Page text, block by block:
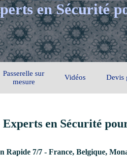
en Sécurité
Passerelle sur
mesure
Vidéos Devis
en Sécurité
Rapide 7/7 - France, Belgique,